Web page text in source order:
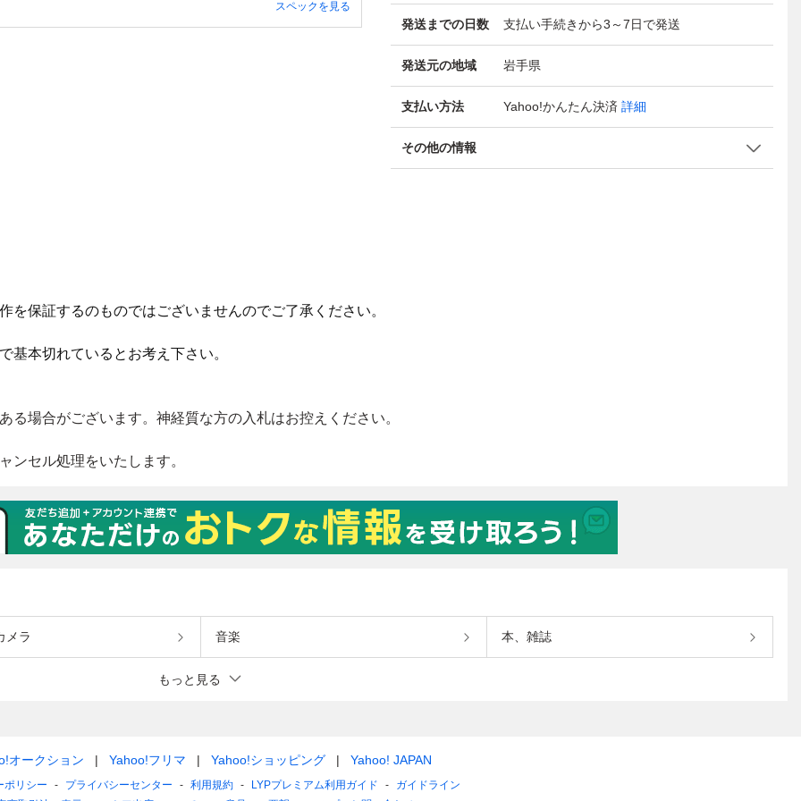
スペックを見る
発送までの日数 支払い手続きから3～7日で発送
発送元の地域 岩手県
支払い方法 Yahoo!かんたん決済 詳細
その他の情報
メラ 音楽 本、雑誌
もっと見る
オークション Yahoo!フリマ Yahoo!ショッピング Yahoo! JAPAN
ポリシー プライバシーセンター 利用規約 LYPプレミアム利用ガイド
ガイドライン